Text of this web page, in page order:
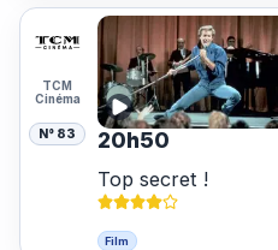
TCM
Cinéma
N° 83 20h50
Top secret !
Film